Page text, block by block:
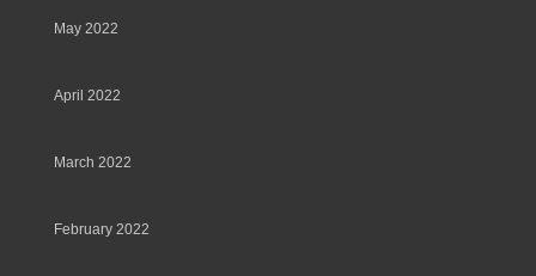
May 2022
April 2022
March 2022
February 2022